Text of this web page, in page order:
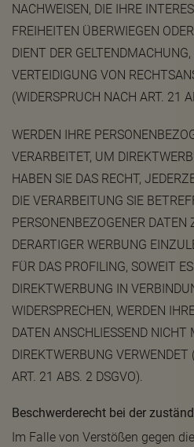
NACHWEISEN, DIE IHRE
FREIHEITEN ÜBERWIEGEN
DIENT DER
VERTEIDIGUNG VON
(WIDERSPRUCH NACH ART. 21
WERDEN IHRE
VERARBEITET, UM
HABEN SIE DAS RECHT,
DIE VERARBEITUNG SIE
PERSONENBEZOGENER DATEN
DERARTIGER WERBUNG
FÜR DAS PROFILING, SOWEIT
DIREKTWERBUNG IN
WIDERSPRECHEN, WERDEN
DATEN ANSCHLIESSEND
DIREKTWERBUNG VERWENDET
ART. 21 ABS. 2 DSGVO).
Beschwerde­recht bei der
Im Falle von Verstößen gegen